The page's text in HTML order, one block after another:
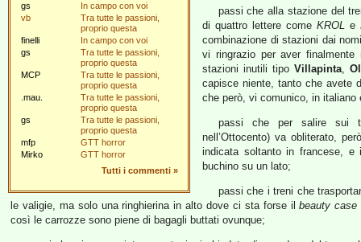
gs
In campo con voi
vb
Tra tutte le passioni,
proprio questa
finelli
In campo con voi
gs
Tra tutte le passioni,
proprio questa
MCP
Tra tutte le passioni,
proprio questa
.mau.
Tra tutte le passioni,
proprio questa
gs
Tra tutte le passioni,
proprio questa
mfp
GTT horror
Mirko
GTT horror
Tutti i commenti »
passi che alla stazione del
di quattro lettere come KROLe
combinazione di stazioni dai
vi ringrazio per aver
stazioni inutili tipo Villapinta,
capisce niente, tanto che avete
che però, vi comunico, in italiano
passi che per salire sui
nell’Ottocento) va obliterato,
indicata soltanto in francese,
buchino su un lato;
passi che i treni che
le valigie, ma solo una ringhierina in alto dove ci sta forse ilbeauty case
così le carrozze sono piene di bagagli buttati ovunque;